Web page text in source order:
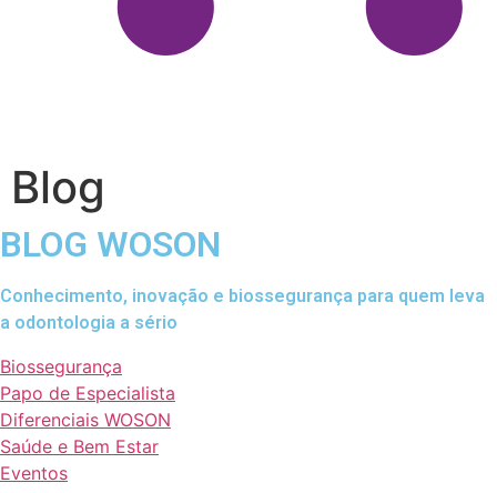
Blog
BLOG WOSON
Conhecimento, inovação e biossegurança para quem leva
a odontologia a sério
Biossegurança
Papo de Especialista
Diferenciais WOSON
Saúde e Bem Estar
Eventos